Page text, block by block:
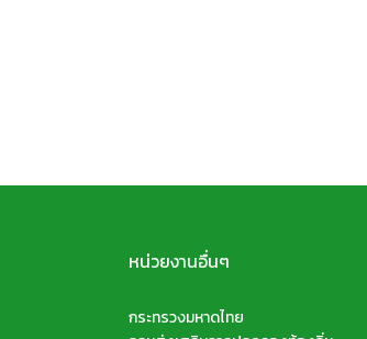
หน่วยงานอื่นๆ
กระทรวงมหาดไทย